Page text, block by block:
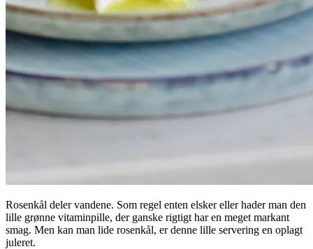
Rosenkål deler vandene. Som regel enten elsker eller hader man den
lille grønne vitaminpille, der ganske rigtigt har en meget markant
smag. Men kan man lide rosenkål, er denne lille servering en oplagt
juleret.